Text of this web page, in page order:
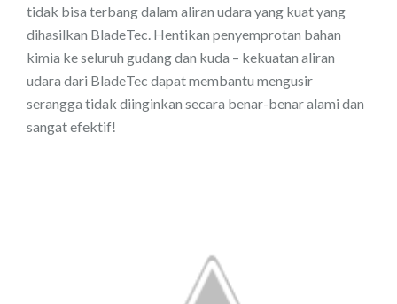
tidak bisa terbang dalam aliran udara yang kuat yang
dihasilkan BladeTec. Hentikan penyemprotan bahan
kimia ke seluruh gudang dan kuda – kekuatan aliran
udara dari BladeTec dapat membantu mengusir
serangga tidak diinginkan secara benar-benar alami dan
sangat efektif!